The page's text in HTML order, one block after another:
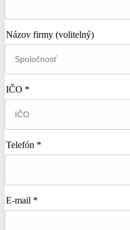
Názov firmy (volitelný)
IČO *
Telefón *
E-mail *